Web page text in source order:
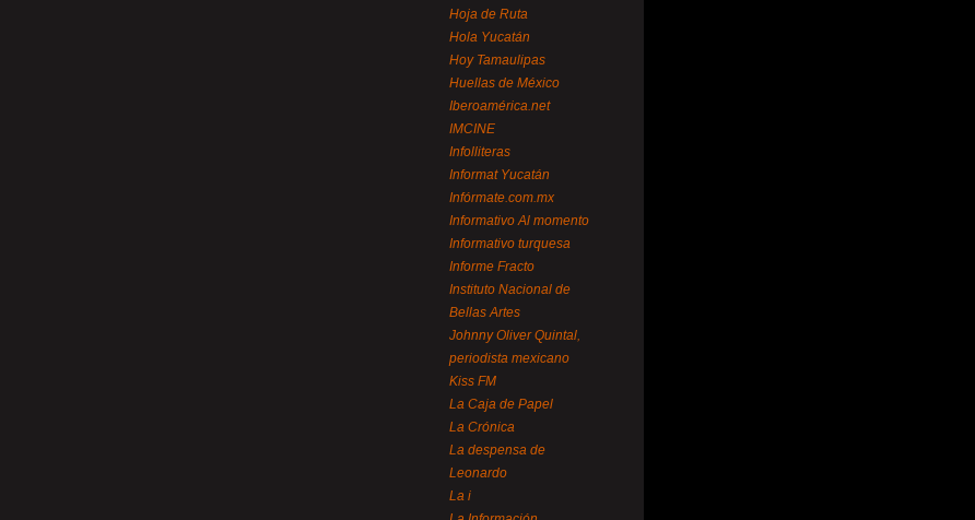
Hoja de Ruta
Hola Yucatán
Hoy Tamaulipas
Huellas de México
Iberoamérica.net
IMCINE
Infolliteras
Informat Yucatán
Infórmate.com.mx
Informativo Al momento
Informativo turquesa
Informe Fracto
Instituto Nacional de
Bellas Artes
Johnny Oliver Quintal,
periodista mexicano
Kiss FM
La Caja de Papel
La Crónica
La despensa de
Leonardo
La i